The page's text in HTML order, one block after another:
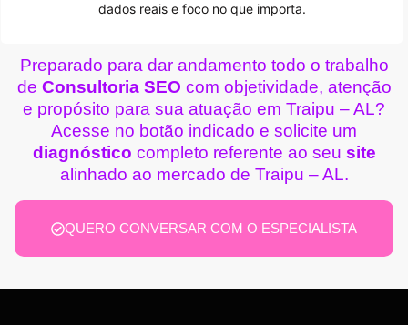
dados reais e foco no que importa.
Preparado para dar andamento todo o trabalho
de Consultoria SEO com objetividade, atenção
e propósito para sua atuação em Traipu – AL?
Acesse no botão indicado e solicite um
diagnóstico completo referente ao seu site
alinhado ao mercado de Traipu – AL.
QUERO CONVERSAR COM O ESPECIALISTA